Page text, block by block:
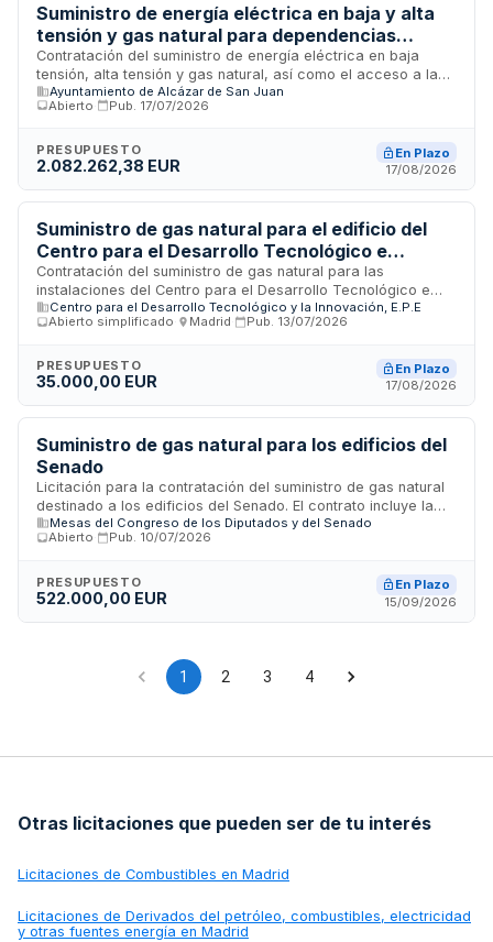
Suministro de energía eléctrica en baja y alta
tensión y gas natural para dependencias
municipales del Ayuntamiento de Alcázar de
San Juan
Contratación del suministro de energía eléctrica en baja
tensión, alta tensión y gas natural, así como el acceso a las
redes correspondientes, para las dependencias e
instalaciones del Ayuntamiento de Alcázar de San Juan y
servicios de asesoramiento técnico y legal ante el
distribuidor, así como apoyo para la contratación de
especiales, fiestas y actos culturales durante la vigencia del
acuerdo.
Ayuntamiento de Alcázar de San Juan
Abierto
Pub. 17/07/2026
PRESUPUESTO
2.082.262,38 EUR
En Plazo
17/08/2026
Suministro de gas natural para el edificio del
Centro para el Desarrollo Tecnológico e
Innovación en Madrid
Contratación del suministro de gas natural para las
instalaciones del Centro para el Desarrollo Tecnológico e
Innovación ubicado en la calle del Cid número 4 de Madrid. El
procedimiento se tramita mediante licitación
criterios establecidos en el pliego. La empresa adjudicataria
actuará como interlocutor ante el Centro y deberá contar
garantizar el cumplimiento de protocolos de seguridad y
acceso a las instalaciones.
Centro para el Desarrollo Tecnológico y la Innovación, E.P.E
Abierto simplificado
Madrid Pub. 13/07/2026
PRESUPUESTO
35.000,00 EUR
En Plazo
17/08/2026
Suministro de gas natural para los edificios del
Senado
Licitación para la contratación del suministro de gas natural
destinado a los edificios del Senado. El contrato incluye la
gestión integral de tres puntos de suministro existentes y los
nuevos que pudiera disponer la Cámara durante el período
suministro, realizando las gestiones ante el distribuidor
correspondiente y siendo el único canal de comunicación
Mesas del Congreso de los Diputados y del Senado
Abierto
Pub. 10/07/2026
PRESUPUESTO
522.000,00 EUR
En Plazo
15/09/2026
1 2 3 4
Otras licitaciones que pueden ser de tu interés
Licitaciones de Combustibles en Madrid
Licitaciones de Derivados del petróleo, combustibles, electricidad
y otras fuentes energía en Madrid